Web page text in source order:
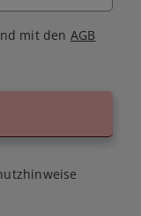
mit den AGB